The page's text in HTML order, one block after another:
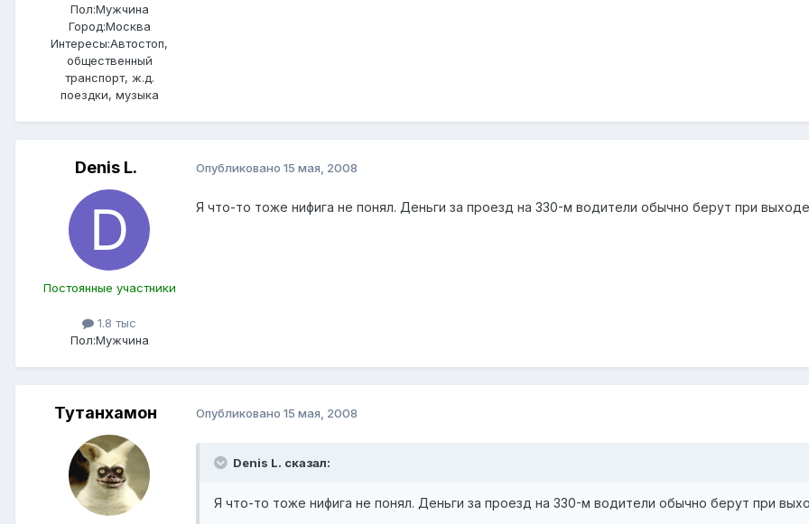
Пол:Мужчина
Город:Москва
Интересы:Автостоп,
общественный
транспорт, ж.д.
поездки, музыка
Denis L.
Постоянные участники
1.8 тыс
Пол:Мужчина
Опубликовано 15 мая, 2008
Я что-то тоже нифига не понял. Деньги за проезд на 330-м водители обычно берут при
Тутанхамон Опубликовано 15 мая, 2008
Denis L. сказал:
Я что-то тоже нифига не понял. Деньги за проезд на 330-м водители обычно берут при